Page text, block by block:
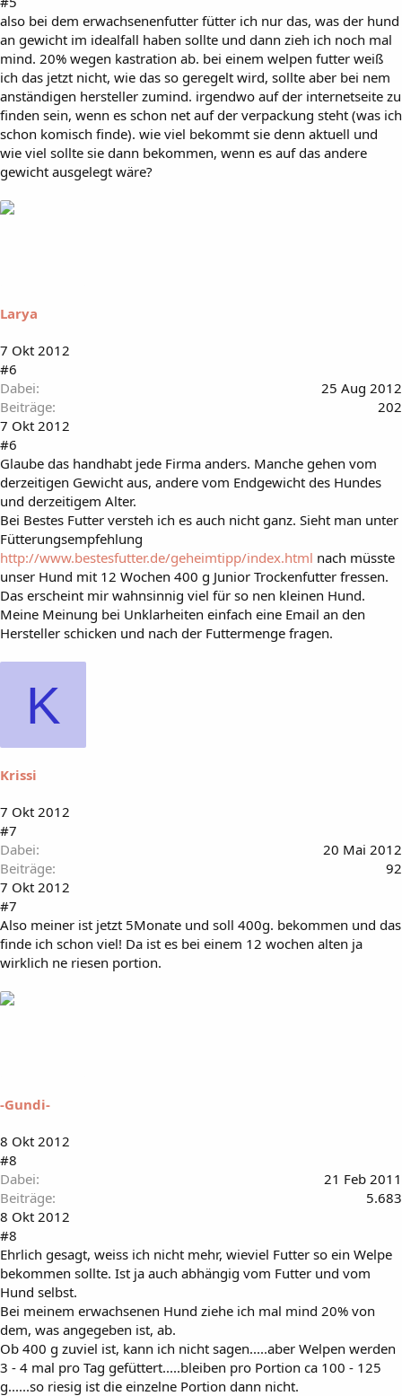
also bei dem erwachsenenfutter fütter ich nur das, was der hund
an gewicht im idealfall haben sollte und dann zieh ich noch mal
mind. 20% wegen kastration ab. bei einem welpen futter weiß
ich das jetzt nicht, wie das so geregelt wird, sollte aber bei nem
anständigen hersteller zumind. irgendwo auf der internetseite zu
finden sein, wenn es schon net auf der verpackung steht (was ich
schon komisch finde). wie viel bekommt sie denn aktuell und
wie viel sollte sie dann bekommen, wenn es auf das andere
gewicht ausgelegt wäre?
Larya
7 Okt 2012
#6
Dabei
25 Aug 2012
Beiträge
202
7 Okt 2012
#6
Glaube das handhabt jede Firma anders. Manche gehen vom
derzeitigen Gewicht aus, andere vom Endgewicht des Hundes
und derzeitigem Alter.
Bei Bestes Futter versteh ich es auch nicht ganz. Sieht man unter
Fütterungsempfehlung
http://www.bestesfutter.de/geheimtipp/index.html nach müsste
unser Hund mit 12 Wochen 400 g Junior Trockenfutter fressen.
Das erscheint mir wahnsinnig viel für so nen kleinen Hund.
Meine Meinung bei Unklarheiten einfach eine Email an den
Hersteller schicken und nach der Futtermenge fragen.
K
Krissi
7 Okt 2012
#7
Dabei
20 Mai 2012
Beiträge
92
7 Okt 2012
#7
Also meiner ist jetzt 5Monate und soll 400g. bekommen und das
finde ich schon viel! Da ist es bei einem 12 wochen alten ja
wirklich ne riesen portion.
-Gundi-
8 Okt 2012
#8
Dabei
21 Feb 2011
Beiträge
5.683
8 Okt 2012
#8
Ehrlich gesagt, weiss ich nicht mehr, wieviel Futter so ein Welpe
bekommen sollte. Ist ja auch abhängig vom Futter und vom
Hund selbst.
Bei meinem erwachsenen Hund ziehe ich mal mind 20% von
dem, was angegeben ist, ab.
Ob 400 g zuviel ist, kann ich nicht sagen.....aber Welpen werden
3 - 4 mal pro Tag gefüttert.....bleiben pro Portion ca 100 - 125
g......so riesig ist die einzelne Portion dann nicht.